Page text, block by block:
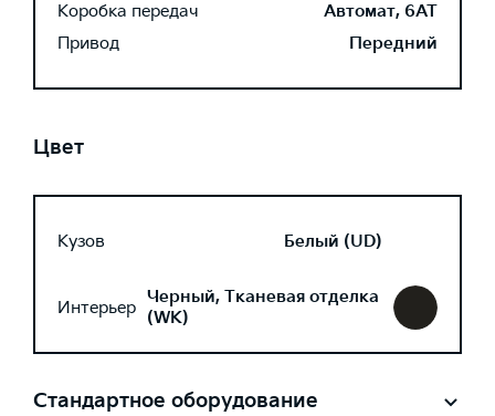
Коробка передач
Автомат, 6AT
Привод
Передний
Цвет
Кузов Белый (UD)
Интерьер Черный, Тканевая отделка
(WK)
Стандартное оборудование